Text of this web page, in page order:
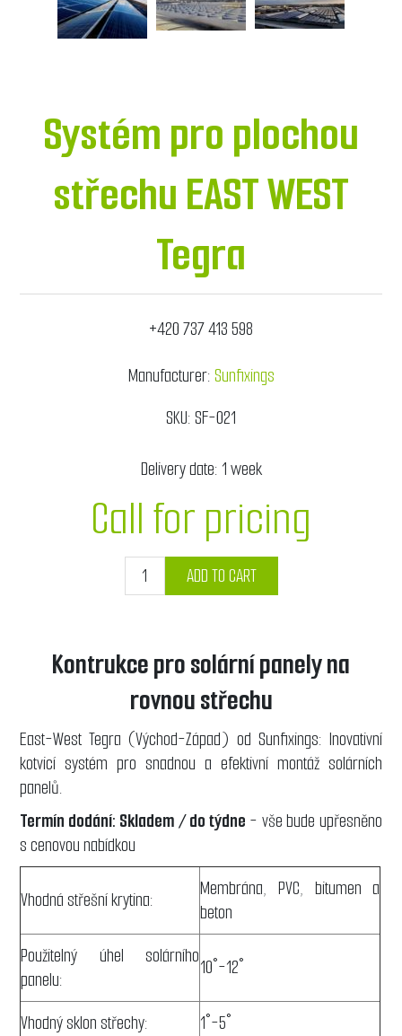
Systém pro plochou
střechu EAST WEST
Tegra
+420 737 413 598
Manufacturer:Sunfixings
SKU:SF-021
Delivery date: 1 week
Call for pricing
ADD TO CART
Kontrukce pro solární panely na
rovnou střechu
East-West Tegra (Východ-Západ) od Sunfixings: Inovativní
kotvicí systém pro snadnou a efektivní montáž solárních
panelů.
Termín dodání: Skladem / do týdne - vše bude upřesněno
s cenovou nabídkou
Vhodná střešní krytina:
Membrána, PVC, bitumen a
beton
Použitelný úhel solárního
panelu:
10°-12°
Vhodný sklon střechy: 1°-5°